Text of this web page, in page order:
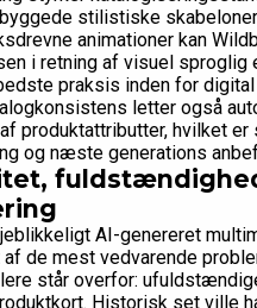
stilistiske
animationer kan
i retning af visuel sproglig
praksis inden for
letter også
produktattributter, hvilket
og næste generations
AI-genereret
de mest vedvarende
står overfor:
Historisk set ville